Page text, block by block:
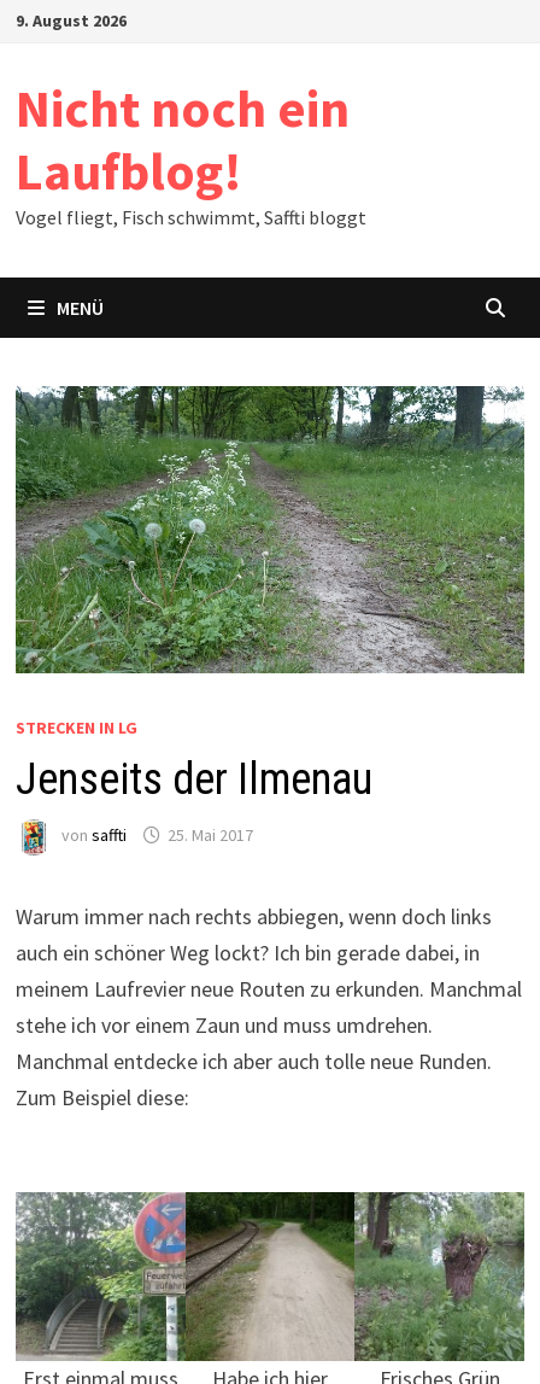
Zum9. August 2026
Nicht noch ein
Laufblog!
Vogel fliegt, Fisch schwimmt, Saffti bloggt
MENÜ
STRECKEN IN LG
Jenseits der Ilmenau
von saffti 25. Mai 2017
Warum immer nach rechts abbiegen, wenn doch links
auch ein schöner Weg lockt? Ich bin gerade dabei, in
meinem Laufrevier neue Routen zu erkunden. Manchmal
stehe ich vor einem Zaun und muss umdrehen.
Manchmal entdecke ich aber auch tolle neue Runden.
Zum Beispiel diese: